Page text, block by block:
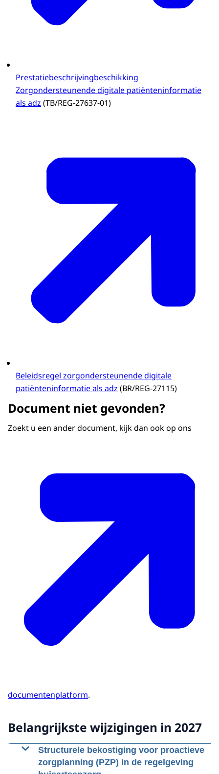
Prestatiebeschrijvingbeschikking
Zorgondersteunende digitale patiënteninformatie
als adz (TB/REG-27637-01)
Beleidsregel zorgondersteunende digitale
patiënteninformatie als adz (BR/REG-27115)
Document niet gevonden?
Zoekt u een ander document, kijk dan ook op ons
documentenplatform.
Belangrijkste wijzigingen in 2027
Structurele bekostiging voor proactieve
zorgplanning (PZP) in de regelgeving